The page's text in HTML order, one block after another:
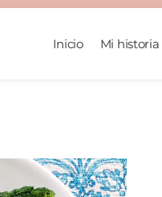
Inicio Mi historia